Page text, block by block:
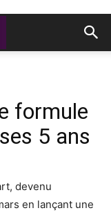
formule
5 ans
devenu
en lançant une